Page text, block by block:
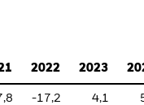
2022 2023
-17,2 4,1